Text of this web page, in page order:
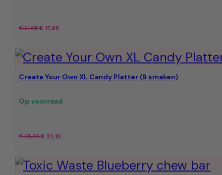
€21,95Oorspronkelijke
was:
€ 21,95.
€ 17,95Huidige
is:
€ 17,95.
Create Your Own XL Candy Platter (9 smaken)
Op voorraad
€25,95Oorspronkelijke
was:
€ 22,10Huidige
is: